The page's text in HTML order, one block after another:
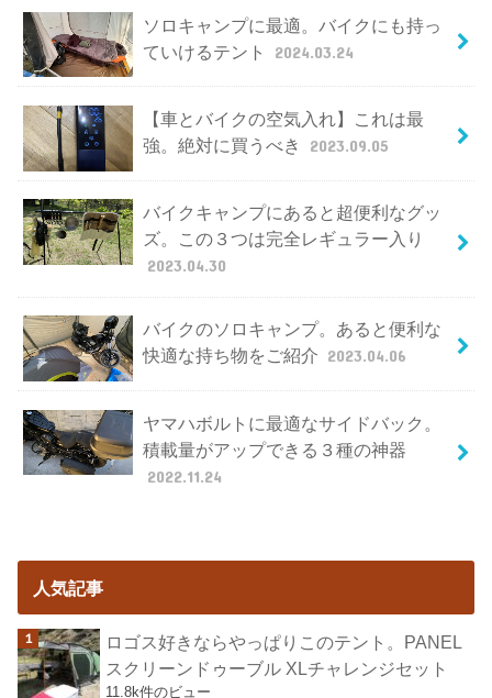
ソロキャンプに最適。バイクにも持っ
ていけるテント
2024.03.24
【車とバイクの空気入れ】これは最
強。絶対に買うべき
2023.09.05
バイクキャンプにあると超便利なグッ
ズ。この３つは完全レギュラー入り
2023.04.30
バイクのソロキャンプ。あると便利な
快適な持ち物をご紹介 2023.04.06
ヤマハボルトに最適なサイドバック。
積載量がアップできる３種の神器
2022.11.24
人気記事
ロゴス好きならやっぱりこのテント。PANEL
スクリーンドゥーブル XLチャレンジセット
11.8k件のビュー